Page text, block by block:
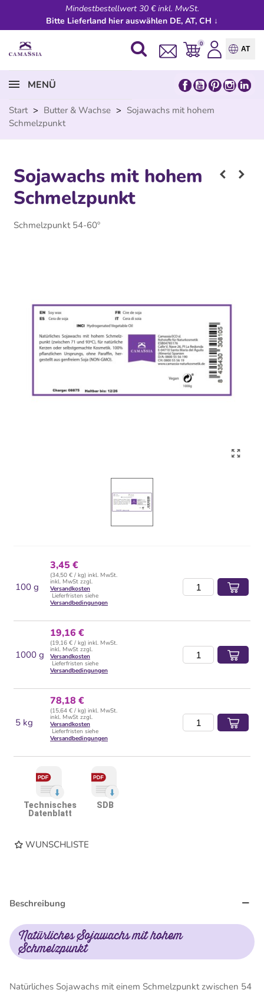
Mindestbestellwert 30 € inkl. MwSt.
Bitte Lieferland hier auswählen DE, AT, CH ↓
0
AT
MENÜ
Start > Butter & Wachse > Sojawachs mit hohem
Schmelzpunkt
Sojawachs mit hohem
Schmelzpunkt
Schmelzpunkt 54-60º
100 g
3,45 €
(34,50 € / kg) inkl. MwSt.
inkl. MwSt zzgl.
Versandkosten
Lieferfristen siehe
Versandbedingungen
1000 g
19,16 €
(19,16 € / kg) inkl. MwSt.
inkl. MwSt zzgl.
Versandkosten
Lieferfristen siehe
Versandbedingungen
5 kg
78,18 €
(15,64 € / kg) inkl. MwSt.
inkl. MwSt zzgl.
Versandkosten
Lieferfristen siehe
Versandbedingungen
Technisches
Datenblatt
SDB
WUNSCHLISTE
Beschreibung
Natürliches Sojawachs mit hohem
Schmelzpunkt
Natürliches Sojawachs mit einem Schmelzpunkt zwischen 54